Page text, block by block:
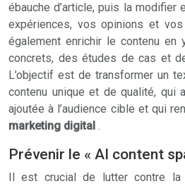
ébauche d’article, puis la modifier
expériences, vos opinions et
également enrichir le contenu en
concrets, des études de cas et
L’objectif est de transformer un
contenu unique et de qualité, qui
ajoutée à l’audience cible et qui
marketing digital .
Prévenir le « AI content
Il est crucial de lutter contre la